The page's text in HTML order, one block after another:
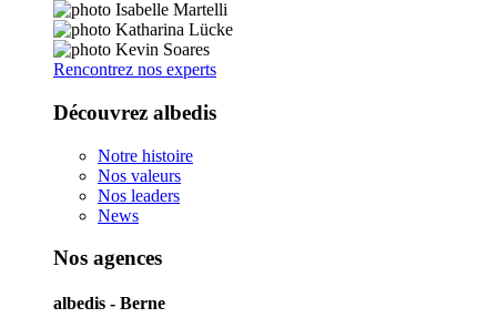
Rencontrez nos experts
Découvrez albedis
Notre histoire
Nos valeurs
Nos leaders
News
Nos agences
albedis - Berne